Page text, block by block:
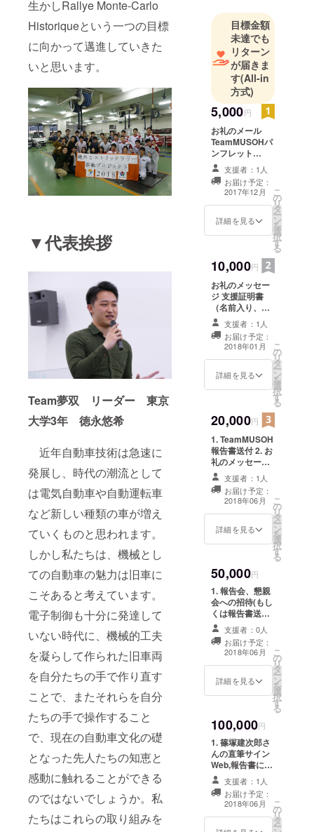
生かしRallye Monte-Carlo
Historiqueという一つの目標
に向かって邁進していきた
いと思います。
▼代表挨拶
Team夢双 リーダー 東京
大学3年 徳永悠希
近年自動車技術は急速に
発展し、時代の潮流として
は電気自動車や自動運転車
など新しい種類の車が増え
ていくものと思われます。
しかし私たちは、機械とし
ての自動車の魅力は旧車に
こそあると考えています。
電子制御も十分に発達して
いない時代に、機械的工夫
を凝らして作られた旧車両
を自分たちの手で作り直す
ことで、またそれらを自分
たちの手で操作すること
で、現在の自動車文化の礎
となった先人たちの知恵と
感動に触れることができる
のではないでしょうか。私
たちはこれらの取り組みを
目標金額
未達でも
リターン
が届きま
す(All-in
方式)
5,000円
お礼のメール
TeamMUSOHパ
ンフレット
(PDF)支援者：1人
お届け予定：
2017年12月
詳細を見る
こ
の
リ
タ
ー
ン
を
選
択
す
る
10,000円
お礼のメッセー
ジ 支援証明書
（名前入り、名
刺サイズ）
TeamMUSOHパ
ンフレット
(PDF)
支援者：1人
お届け予定：
2018年01月
詳細を見る
こ
の
リ
タ
ー
ン
を
選
択
す
る
20,000円
1. TeamMUSOH
報告書送付 2. お
礼のメッセージ
支援証明書（名
前入り、名刺サ
イズ）
TeamMUSOHパ
ンフレット
(PDF) ※1は2018
支援者：1人
お届け予定：
2018年06月
詳細を見る
こ
の
リ
タ
ー
ン
を
選
択
す
る
50,000円
1. 報告会、懇親
会への招待(もし
くは報告書送付)
2. お礼のメッ
セージ 支援証明
書（名前入り、
名刺サイズ）
TeamMUSOHパ
ンフレット
2018年1月に送
付
支援者：0人
お届け予定：
2018年06月
詳細を見る
こ
の
リ
タ
ー
ン
を
選
択
す
る
100,000円
1. 篠塚建次郎さ
んの直筆サイン
Web,報告書に協
賛者として個人
の名前を記載 モ
ンテカルロラ
リーのお土産 報
告会、懇親会へ
支援者：1人
お届け予定：
2018年06月
こ
の
リ
タ
ー